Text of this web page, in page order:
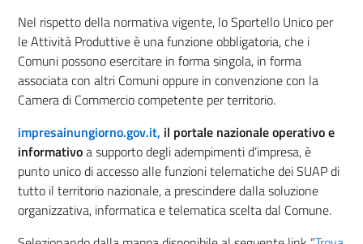
Nel rispetto della normativa vigente, lo Sportello Unico per
le Attività Produttive è una funzione obbligatoria, che i
Comuni possono esercitare in forma singola, in forma
associata con altri Comuni oppure in convenzione con la
Camera di Commercio competente per territorio.
impresainungiorno.gov.it, il portale nazionale operativo e
informativoa supporto degli adempimenti d’impresa, è
punto unico di accesso alle funzioni telematiche dei SUAP di
tutto il territorio nazionale, a prescindere dalla soluzione
organizzativa, informatica e telematica scelta dal Comune.